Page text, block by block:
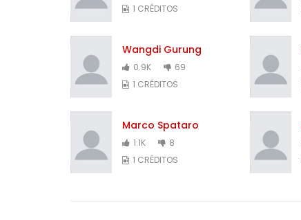
1 CRÉDITOS
Wangdi Gurung
0.9K
69
1 CRÉDITOS
Marco Spataro
1.1K
8
1 CRÉDITOS